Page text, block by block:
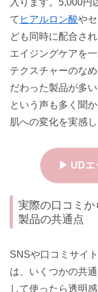
て ヒアルロン酸や
ども同時に配合さ
エイジングケアを
テクスチャーのな
だわった製品が多
という声も多く聞
肌への変化を実感
▶ UDエ
実際の口コミか
製品の共通点
SNSや口コミサイ
は、いくつかの共
して使ったら透明